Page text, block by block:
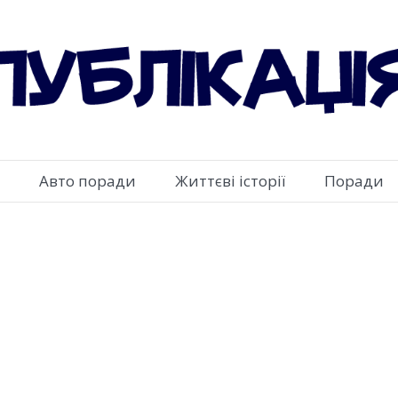
Авто поради Життєві історії Поради